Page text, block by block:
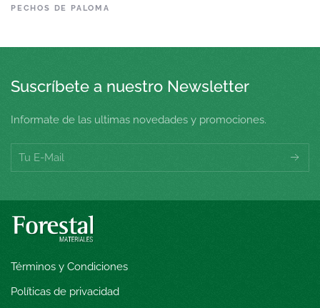
PECHOS DE PALOMA
Suscríbete a nuestro Newsletter
Informate de las ultimas novedades y promociones.
Términos y Condiciones
Políticas de privacidad